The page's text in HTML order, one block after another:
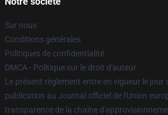
Sur nous
Conditions générales
Politiques de confidentialité
DMCA - Politique sur le droit d'auteur
Le présent règlement entre en vigueur le jour
publication au Journal officiel de l'Union
transparence de la chaîne